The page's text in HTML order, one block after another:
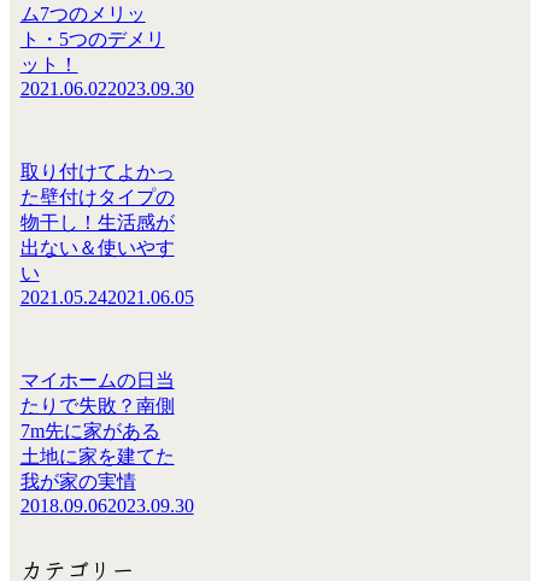
ム7つのメリッ
ト・5つのデメリ
ット！
2021.06.022023.09.30
取り付けてよかっ
た壁付けタイプの
物干し！生活感が
出ない＆使いやす
い
2021.05.242021.06.05
マイホームの日当
たりで失敗？南側
7m先に家がある
土地に家を建てた
我が家の実情
2018.09.062023.09.30
カテゴリー